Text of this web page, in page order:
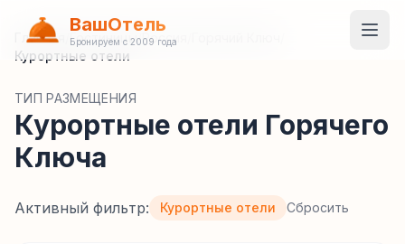
ВашОтель
Бронируем с 2009 года
Главная Гостиницы/Россия
Курортные отели
ТИП РАЗМЕЩЕНИЯ
Курортные отели Горячего
Ключа
Активный фильтр: Курортные отели Сбросить